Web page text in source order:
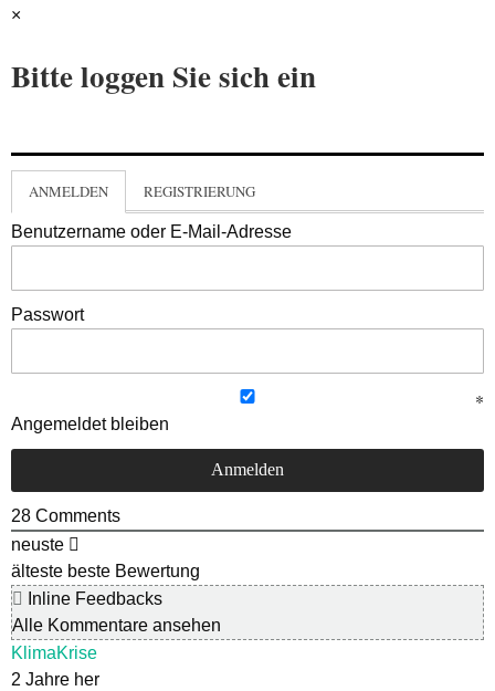
×
Bitte loggen Sie sich ein
ANMELDEN REGISTRIERUNG
Benutzername oder E-Mail-Adresse
Passwort
Angemeldet bleiben
28 Comments
neuste
älteste beste Bewertung
Inline Feedbacks
Alle Kommentare ansehen
KlimaKrise
2 Jahre her